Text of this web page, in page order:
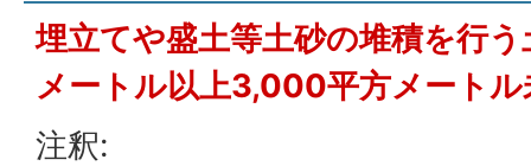
埋立てや盛土等土砂の堆積を行
メートル以上3,000平方メートル
注釈: